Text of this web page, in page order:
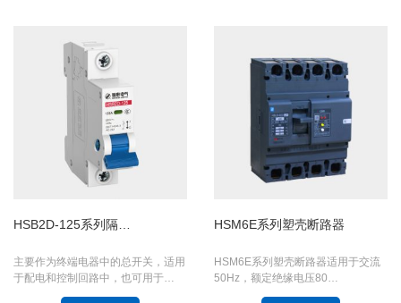
HSB2D-125系列隔…
主要作为终端电器中的总开关，适用
于配电和控制回路中，也可用于…
HSM6E系列塑壳断路器
HSM6E系列塑壳断路器适用于交流
50Hz，额定绝缘电压80…